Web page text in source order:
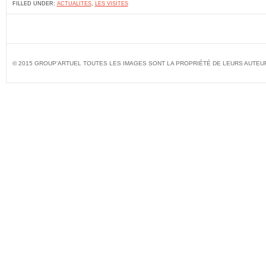
FILLED UNDER: ACTUALITES, LES VISITES
© 2015 GROUP'ARTUEL TOUTES LES IMAGES SONT LA PROPRIÉTÉ DE LEURS